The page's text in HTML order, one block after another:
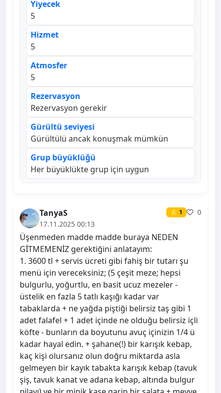
Yiyecek
5
Hizmet
5
Atmosfer
5
Rezervasyon
Rezervasyon gerekir
Gürültü seviyesi
Gürültülü ancak konuşmak mümkün
Grup büyüklüğü
Her büyüklükte grup için uygun
TanyaS ⭐ 1
0
17.11.2025 00:13
Üşenmeden madde madde buraya NEDEN
GİTMEMENİZ gerektiğini anlatayım:
1. 3600 tl + servis ücreti gibi fahiş bir tutarı şu
menü için vereceksiniz; (5 çeşit meze; hepsi
bulgurlu, yoğurtlu, en basit ucuz mezeler -
üstelik en fazla 5 tatlı kaşığı kadar var
tabaklarda + ne yağda piştiği belirsiz taş gibi 1
adet falafel + 1 adet içinde ne olduğu belirsiz içli
köfte - bunların da boyutunu avuç içinizin 1/4 ü
kadar hayal edin. + şahane(!) bir karışık kebap,
kaç kişi olursanız olun doğru miktarda asla
gelmeyen bir kayık tabakta karışık kebap (tavuk
şiş, tavuk kanat ve adana kebap, altında bulgur